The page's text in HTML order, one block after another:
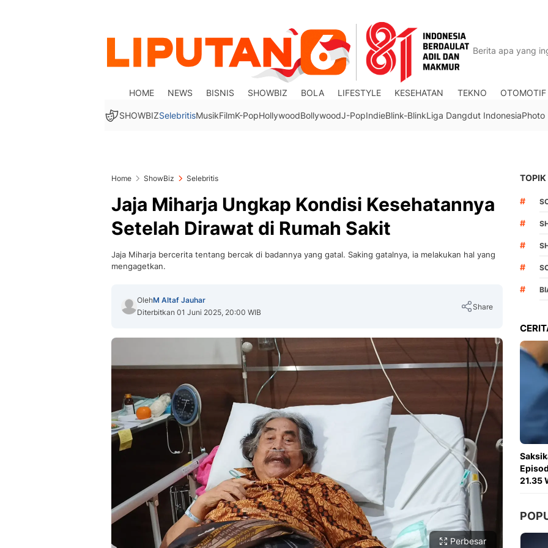
HOME NEWS BISNIS SHOWBIZ BOLA LIFESTYLE KESEHATAN TEKNO OTOMOTIF
SHOWBIZSelebritisMusikFilmK-PopHollywoodBollywoodJ-PopIndieBlink-BlinkLiga Dangdut IndonesiaPhoto
Home ShowBiz Selebritis
Jaja Miharja Ungkap Kondisi Kesehatannya
Setelah Dirawat di Rumah Sakit
Jaja Miharja bercerita tentang bercak di badannya yang gatal. Saking gatalnya, ia melakukan hal yang
mengagetkan.
OlehM Altaf Jauhar
Diterbitkan 01 Juni 2025, 20:00 WIB
Share
Copy Link
Perbesar
TOPIK
#
#
#
#
#
21.35